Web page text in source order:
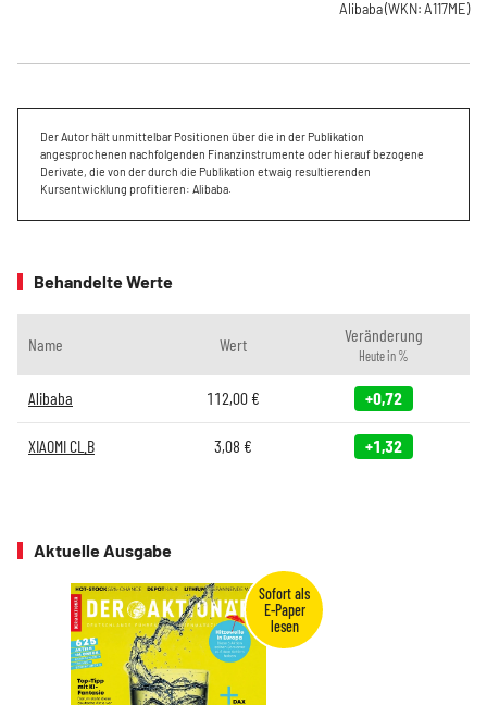
Alibaba(WKN: A117ME)
Der Autor hält unmittelbar Positionen über die in der Publikation
angesprochenen nachfolgenden Finanzinstrumente oder hierauf bezogene
Derivate, die von der durch die Publikation etwaig resultierenden
Kursentwicklung profitieren: Alibaba.
Behandelte Werte
Name Wert Veränderung
Heute in %
Alibaba 112,00€ +0,72
XIAOMI CL.B 3,08 € +1,32
Aktuelle Ausgabe